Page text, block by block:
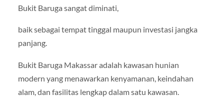
Bukit Baruga sangat diminati,
baik sebagai tempat tinggal maupun investasi jangka
panjang.
Bukit Baruga Makassar adalah kawasan hunian
modern yang menawarkan kenyamanan, keindahan
alam, dan fasilitas lengkap dalam satu kawasan.